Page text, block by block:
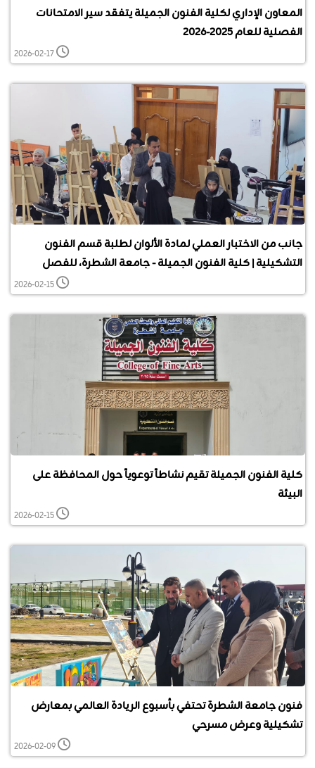
المعاون الإداري لكلية الفنون الجميلة يتفقد سير الامتحانات
الفصلية للعام 2025-2026
2026-02-17
جانب من الاختبار العملي لمادة الألوان ​لطلبة قسم الفنون
التشكيلية | كلية الفنون الجميلة - جامعة الشطرة، للفصل
2026-02-15
كلية الفنون الجميلة تقيم نشاطاً توعوياً حول المحافظة على
البيئة
2026-02-15
فنون جامعة الشطرة تحتفي بأسبوع الريادة العالمي بمعارض
تشكيلية وعرض مسرحي
2026-02-09